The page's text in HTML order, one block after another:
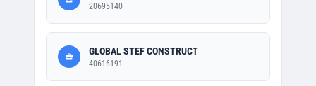
20695140
GLOBAL STEF CONSTRUCT
40616191